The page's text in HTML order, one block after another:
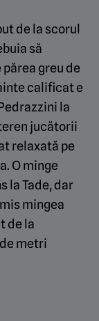
de la scorul
să
greu de
calificat e
la
jucătorii
relaxată pe
O minge
la Tade, dar
mingea
de la
metri